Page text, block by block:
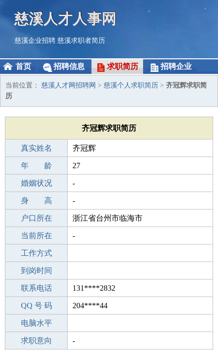
慈溪人才人事网
慈溪企业招聘 慈溪求职者简历
首页 招聘信息 求职简历 招聘企业
当前位置： 慈溪人才网招聘网 > 慈溪个人求职简历 > 齐冠辉求职简
历
齐冠辉求职简历
真实姓名 齐冠辉
性 别 男
年 龄 27
出生年月 1999-10-05
婚姻状况 -
学 历 职校/技校
身 高 -
毕业学校 菏泽烟草发屋美容美发学校
户口所在 浙江省台州市临海市
所学专业 -
当前所在 -
工作经验
工作方式
驾 照
到岗时间
期望月薪
联系电话 131****2832
手机号码 131****2832
QQ 号 码 204****44
微信号码
电脑水平
外语水平
求职意向 -